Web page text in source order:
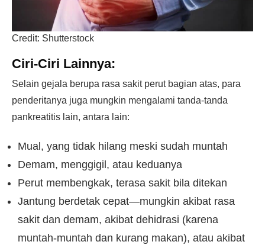
Credit: Shutterstock
Ciri-Ciri Lainnya:
Selain gejala berupa rasa sakit perut bagian atas, para
penderitanya juga mungkin mengalami tanda-tanda
pankreatitis lain, antara lain:
Mual, yang tidak hilang meski sudah muntah
Demam, menggigil, atau keduanya
Perut membengkak, terasa sakit bila ditekan
Jantung berdetak cepat—mungkin akibat rasa
sakit dan demam, akibat dehidrasi (karena
muntah-muntah dan kurang makan), atau akibat